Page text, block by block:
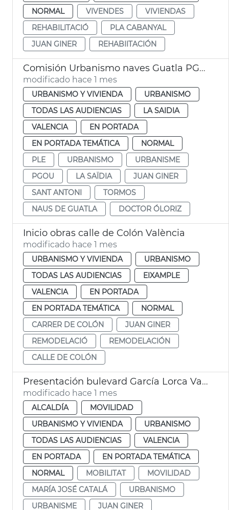
NORMAL
VIVENDES
VIVIENDAS
REHABILITACIÓ
PLA CABANYAL
JUAN GINER
REHABIITACIÓN
Comisión Urbanismo naves Guatla PGOU
modificado hace 1 mes
URBANISMO Y VIVIENDA
URBANISMO
TODAS LAS AUDIENCIAS
LA SAIDIA
VALENCIA
EN PORTADA
EN PORTADA TEMÁTICA
NORMAL
PLE
URBANISMO
URBANISME
PGOU
LA SAÏDIA
JUAN GINER
SANT ANTONI
TORMOS
NAUS DE GUATLA
DOCTOR ÓLORIZ
Inicio obras calle de Colón València
modificado hace 1 mes
URBANISMO Y VIVIENDA
URBANISMO
TODAS LAS AUDIENCIAS
EIXAMPLE
VALENCIA
EN PORTADA
EN PORTADA TEMÁTICA
NORMAL
CARRER DE COLÓN
JUAN GINER
REMODELACIÓ
REMODELACIÓN
CALLE DE COLÓN
Presentación bulevard García Lorca València
modificado hace 1 mes
ALCALDÍA
MOVILIDAD
URBANISMO Y VIVIENDA
URBANISMO
TODAS LAS AUDIENCIAS
VALENCIA
EN PORTADA
EN PORTADA TEMÁTICA
NORMAL
MOBILITAT
MOVILIDAD
MARÍA JOSÉ CATALÁ
URBANISMO
URBANISME
JUAN GINER